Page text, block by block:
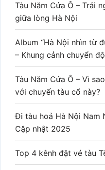
Tàu Năm Cửa Ô – Trải
giữa lòng Hà Nội
Album “Hà Nội nhìn từ
– Khung cảnh chuyển
Tàu Năm Cửa Ô – Vì
với chuyến tàu cổ này?
Đi tàu hoả Hà Nội Nam
Cập nhật 2025
Top 4 kênh đặt vé tàu